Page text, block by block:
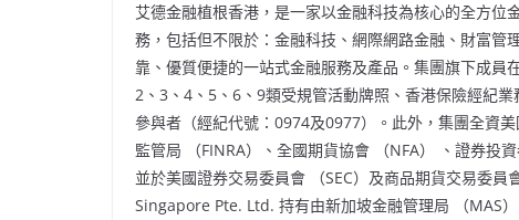
艾德金融植根香港，是一家以金融科技為核心的全方
務，包括但不限於：金融科技、網際網路金融、財富
靠、優質便捷的一站式金融服務及產品。集團旗下成員
2、3、4、5、6、9類受規管活動牌照、香港保險經紀
參與者（經紀代號：0974及0977）。此外，集團全資
監管局 （FINRA）、全國期貨協會 （NFA） 、證券投
並於美國證券交易委員會 （SEC）及商品期貨交易委
Singapore Pte. Ltd. 持有由新加坡金融管理局 （MAS